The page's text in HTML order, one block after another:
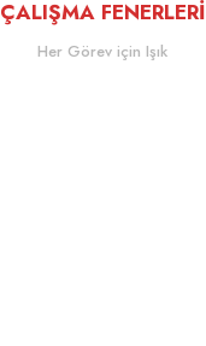
ÇALIŞMA FENERLERİ
Her Görev için Işık